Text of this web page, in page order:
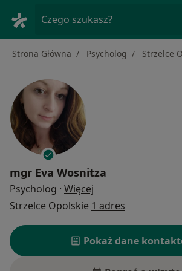
Czego szukasz?
Strona Główna Psycholog Strzelce
mgr Eva Wosnitza
Psycholog · Więcej
Strzelce Opolskie 1 adres
Pokaż dane